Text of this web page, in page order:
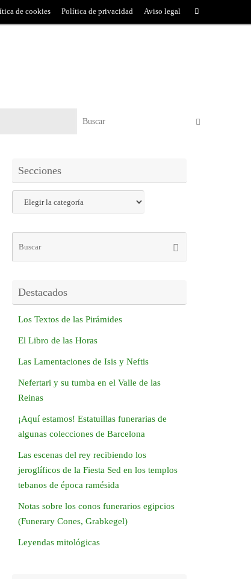
de cookies Política de privacidad Aviso legal
Secciones
Destacados
Los Textos de las Pirámides
El Libro de las Horas
Las Lamentaciones de Isis y Neftis
Nefertari y su tumba en el Valle de las
Reinas
¡Aquí estamos! Estatuillas funerarias de
algunas colecciones de Barcelona
Las escenas del rey recibiendo los
jeroglíficos de la Fiesta Sed en los templos
tebanos de época ramésida
Notas sobre los conos funerarios egipcios
(Funerary Cones, Grabkegel)
Leyendas mitológicas